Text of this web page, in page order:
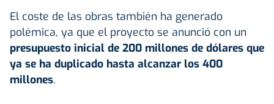
El coste de las obras también ha generado
polémica, ya que el proyecto se anunció con un
presupuesto inicial de 200 millones de dólares que
ya se ha duplicado hasta alcanzar los 400
millones.